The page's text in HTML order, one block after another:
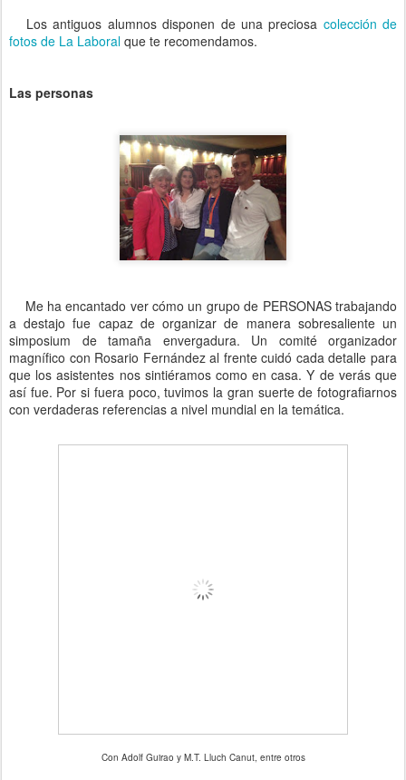
Los antiguos alumnos disponen de una preciosa colección de
fotos de La Laboral que te recomendamos.
Las personas
Me ha encantado ver cómo un grupo de PERSONAS trabajando
a destajo fue capaz de organizar de manera sobresaliente un
simposium de tamaña envergadura. Un comité organizador
magnífico con Rosario Fernández al frente cuidó cada detalle para
que los asistentes nos sintiéramos como en casa. Y de verás que
así fue. Por si fuera poco, tuvimos la gran suerte de fotografiarnos
con verdaderas referencias a nivel mundial en la temática.
Con Adolf Guirao y M.T. Lluch Canut, entre otros